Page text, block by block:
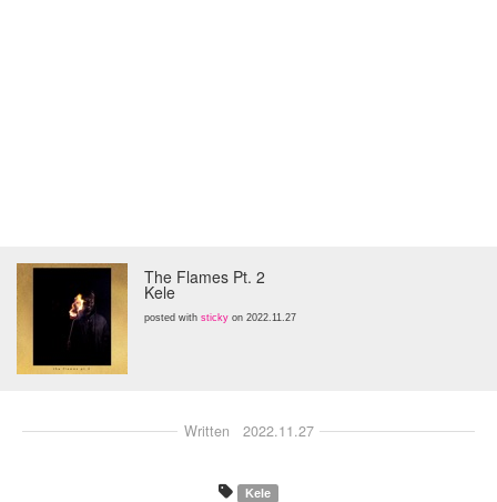
The Flames Pt. 2
Kele
posted with sticky on 2022.11.27
Written 2022.11.27
Kele